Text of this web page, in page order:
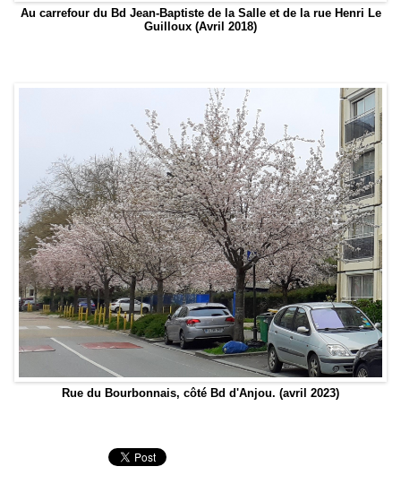
Au carrefour du Bd Jean-Baptiste de la Salle et de la rue Henri Le
Guilloux (Avril 2018)
Rue du Bourbonnais, côté Bd d'Anjou. (avril 2023)